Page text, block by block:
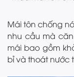
Mái tôn chống
nhu cầu mà
mái bao gồm
bỉ và thoát nước